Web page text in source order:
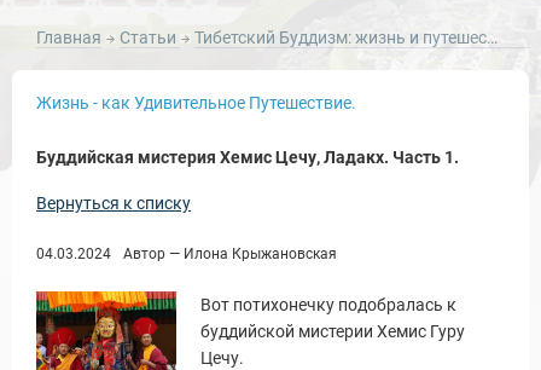
Главная Статьи Тибетский Буддизм: жизнь и путешествия в культуре Тибетского буддизма.
Жизнь - как Удивительное Путешествие.
Буддийская мистерия Хемис Цечу, Ладакх. Часть 1.
Вернуться к списку
04.03.2024 Автор — Илона Крыжановская
Вот потихонечку подобралась к
буддийской мистерии Хемис Гуру
Цечу.